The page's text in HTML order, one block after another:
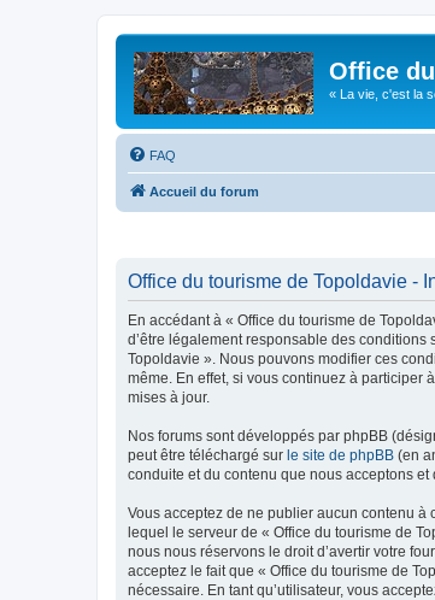
Office
« La vie, c'est la
FAQ
Accueil du forum
Office du tourisme de Topoldavie -
En accédant à « Office du tourisme de
d’être légalement responsable des conditions
Topoldavie ». Nous pouvons modifier ces
même. En effet, si vous continuez à participer
mises à jour.
Nos forums sont développés par phpBB
peut être téléchargé sur le site de phpBB (en
conduite et du contenu que nous acceptons
Vous acceptez de ne publier aucun contenu
lequel le serveur de « Office du tourisme de
nous nous réservons le droit d’avertir votre
acceptez le fait que « Office du tourisme de
nécessaire. En tant qu’utilisateur, vous